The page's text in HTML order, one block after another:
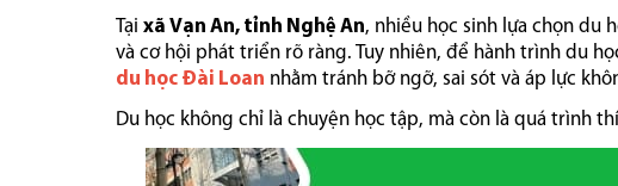
Tại xã Vạn An, tỉnh Nghệ An, nhiều học sinh lựa chọn du
và cơ hội phát triển rõ ràng. Tuy nhiên, để hành trình du
du học Đài Loan nhằm tránh bỡ ngỡ, sai sót và áp lực
Du học không chỉ là chuyện học tập, mà còn là quá trình